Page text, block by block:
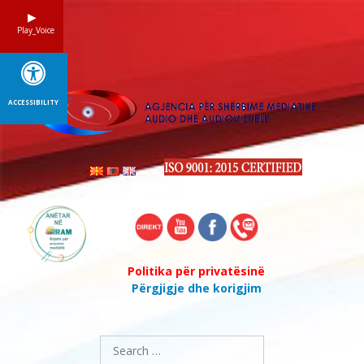
Politika për privatësinë
Përgjigje dhe korigjim
Search
for:
Play_Voice
ACCESSIBILITY